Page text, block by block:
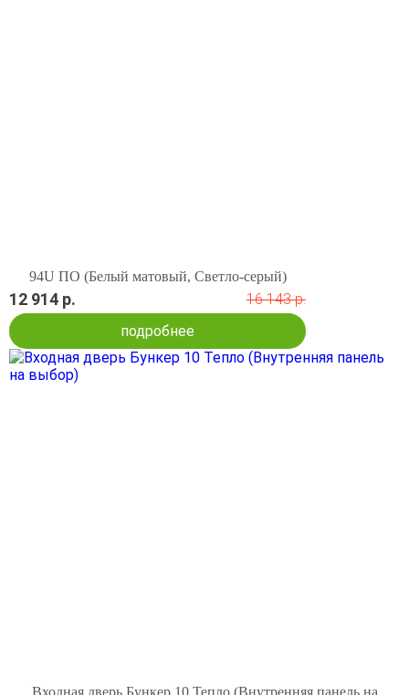
94U ПО (Белый матовый, Светло-серый)
12 914 р.
16 143 р.
подробнее
Входная дверь Бункер 10 Тепло (Внутренняя панель на